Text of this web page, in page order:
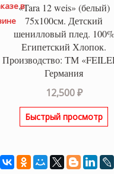
в
«Tara 12 weis» (белый)
75х100см. Детский
шенилловый плед. 100%
Египетский Хлопок.
Производство: ТМ
Германия
12,500₽
Быстрый просмотр